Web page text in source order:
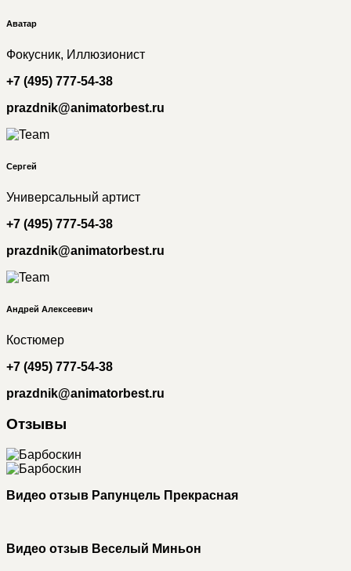
Аватар
Фокусник, Иллюзионист
+7 (495) 777-54-38
prazdnik@animatorbest.ru
Сергей
Универсальный артист
+7 (495) 777-54-38
prazdnik@animatorbest.ru
Андрей Алексеевич
Костюмер
+7 (495) 777-54-38
prazdnik@animatorbest.ru
Отзывы
Видео отзыв Рапунцель Прекрасная
Видео отзыв Веселый Миньон